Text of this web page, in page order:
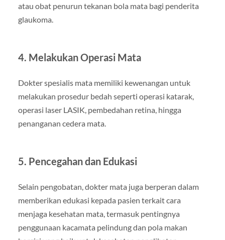
atau obat penurun tekanan bola mata bagi penderita
glaukoma.
4. Melakukan Operasi Mata
Dokter spesialis mata memiliki kewenangan untuk
melakukan prosedur bedah seperti operasi katarak,
operasi laser LASIK, pembedahan retina, hingga
penanganan cedera mata.
5. Pencegahan dan Edukasi
Selain pengobatan, dokter mata juga berperan dalam
memberikan edukasi kepada pasien terkait cara
menjaga kesehatan mata, termasuk pentingnya
penggunaan kacamata pelindung dan pola makan